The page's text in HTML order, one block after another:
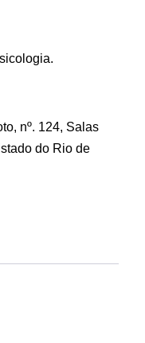
nº. 124, Salas
do Rio de